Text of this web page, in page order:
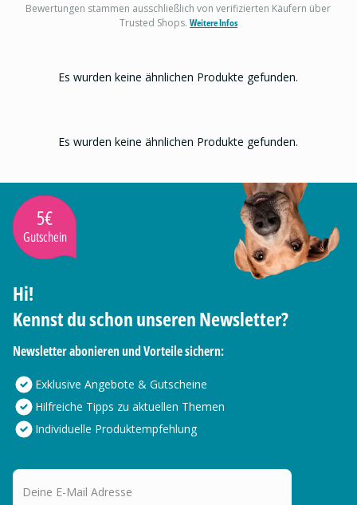
Bewertungen stammen ausschließlich von verifizierten Käufern über
Trusted Shops. Weitere Infos
Es wurden keine ähnlichen Produkte gefunden.
Es wurden keine ähnlichen Produkte gefunden.
5€
Gutschein
Hi!
Kennst du schon unseren Newsletter?
Newsletter abonieren und Vorteile sichern:
Exklusive Angebote & Gutscheine
Hilfreiche Tipps zu aktuellen Themen
Individuelle Produktempfehlung
Deine E-Mail Adresse